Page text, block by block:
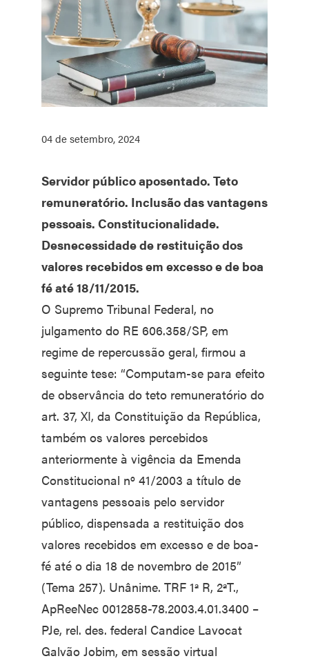
04 de setembro, 2024
Servidor público aposentado. Teto
remuneratório. Inclusão das vantagens
pessoais. Constitucionalidade.
Desnecessidade de restituição dos
valores recebidos em excesso e de boa
fé até 18/11/2015.
O Supremo Tribunal Federal, no
julgamento do RE 606.358/SP, em
regime de repercussão geral, firmou a
seguinte tese: “Computam-se para efeito
de observância do teto remuneratório do
art. 37, XI, da Constituição da República,
também os valores percebidos
anteriormente à vigência da Emenda
Constitucional nº 41/2003 a título de
vantagens pessoais pelo servidor
público, dispensada a restituição dos
valores recebidos em excesso e de boa-
fé até o dia 18 de novembro de 2015”
(Tema 257). Unânime. TRF 1ª R, 2ªT.,
ApReeNec 0012858-78.2003.4.01.3400 –
PJe, rel. des. federal Candice Lavocat
Galvão Jobim, em sessão virtual